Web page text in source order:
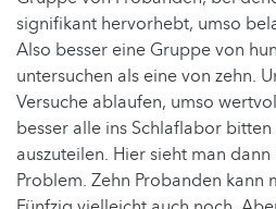
signifikant hervorhebt, umso
Also besser eine Gruppe von
untersuchen als eine von zehn.
Versuche ablaufen, umso
besser alle ins Schlaflabor
auszuteilen. Hier sieht man
Problem. Zehn Probanden kann